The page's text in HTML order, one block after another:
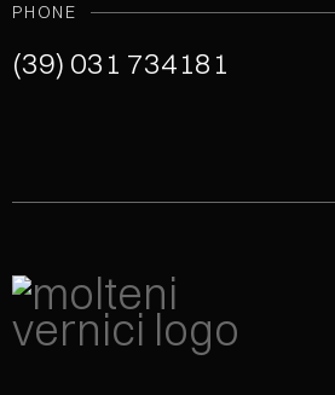
PHONE
(39) 031 734181